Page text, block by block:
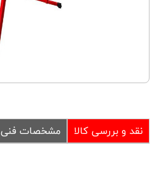
نقد و بررسی کالا مشخصات فنی